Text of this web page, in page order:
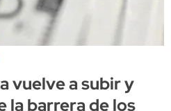
vuelve a subir y
la barrera de los